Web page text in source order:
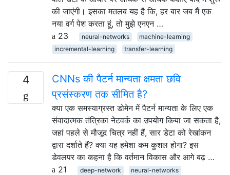
की जाएंगी। इसका मतलब यह है कि, हर बार जब मैं एक
नया वर्ग पेश करता हूं, तो मुझे एनएन …
23
neural-networks
machine-learning
incremental-learning
transfer-learning
4
CNNs की पैटर्न मान्यता क्षमता छवि
प्रसंस्करण तक सीमित है?
क्या एक समस्याग्रस्त डोमेन में पैटर्न मान्यता के लिए एक
संवादात्मक तंत्रिका नेटवर्क का उपयोग किया जा सकता है,
जहां पहले से मौजूद चित्र नहीं हैं, सार डेटा को रेखांकन
द्वारा दर्शाते हैं? क्या यह हमेशा कम कुशल होगा? इस
डेवलपर का कहना है कि वर्तमान विकास और आगे बढ़ …
21
deep-network
neural-networks